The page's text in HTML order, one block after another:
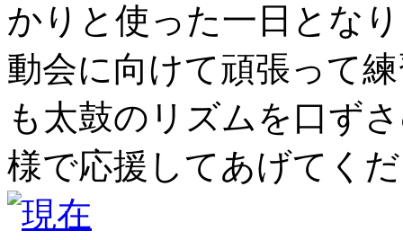
かりと使った一日とな
動会に向けて頑張って
も太鼓のリズムを口ず
様で応援してあげてく